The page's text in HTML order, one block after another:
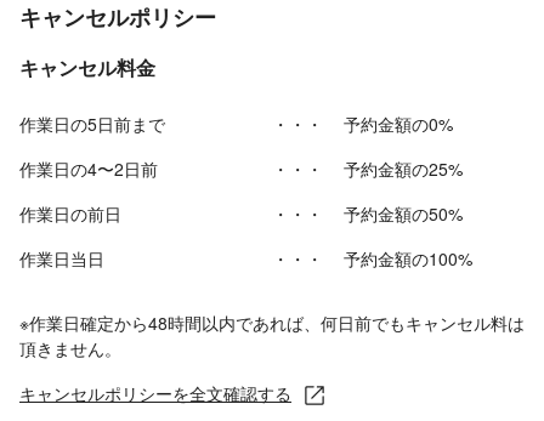
キャンセルポリシー
キャンセル料金
作業日の5日前まで ・・・
予約金額の0%
作業日の4〜2日前
・・・
予約金額の25%
作業日の前日
・・・
予約金額の50%
作業日当日
・・・ 予約金額の100%
※作業日確定から48時間以内であれば、何日前でもキャンセル料は
頂きません。
キャンセルポリシーを全文確認する